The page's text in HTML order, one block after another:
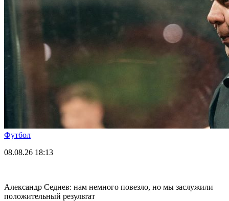
Футбол
08.08.26 18:13
Александр Седнев: нам немного повезло, но мы заслужили
положительный результат